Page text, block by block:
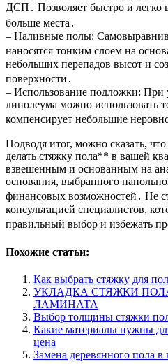
ДСП․ Позволяет быстро и легко
больше места․
– Наливные полы:
наносятся тонким слоем на
небольших перепадов высот и
поверхности․
– Использование подложки: При
линолеума можно использовать
компенсирует небольшие
Подводя итог, можно сказать,
делать стяжку пола** в вашей
взвешенным и основанным на
основания, выбранного
финансовых возможностей․ Не
консультацией специалистов,
правильный выбор и избежать
Похожие статьи:
Как выбрать стяжку для
УКЛАДКА СТЯЖКИ
ЛАМИНАТА
Выбор толщины стяжки
Какие материалы нужны
цена
Замена деревянного пола